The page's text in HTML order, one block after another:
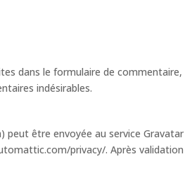
dans le formulaire de
indésirables.
être envoyée au service
privacy/. Après